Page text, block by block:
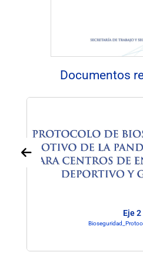
Documentos
Eje 2